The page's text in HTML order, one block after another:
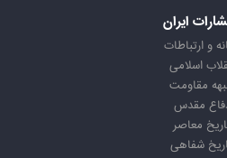
ایران
و ارتباطات
اسلامی
مقاومت
مقدس
معاصر
شفاهی